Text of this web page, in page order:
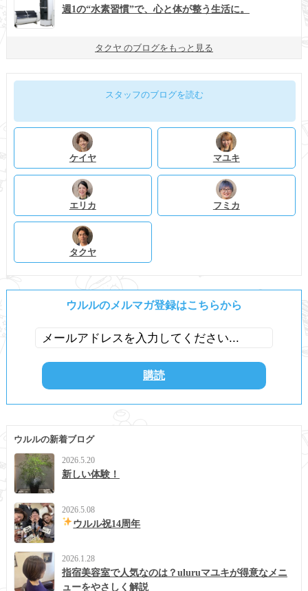
週1の“水素習慣”で、心と体が整う生活に。
タクヤ のブログをもっと見る
スタッフのブログを読む
ケイヤ マユキ
エリカ フミカ
タクヤ
ウルルのメルマガ登録はこちらから
ウルルの新着ブログ
2026.5.20
新しい体験！
2026.5.08
ウルル祝14周年
2026.1.28
指宿美容室で人気なのは？uluruマユキが得意なメニ
ューをやさしく解説